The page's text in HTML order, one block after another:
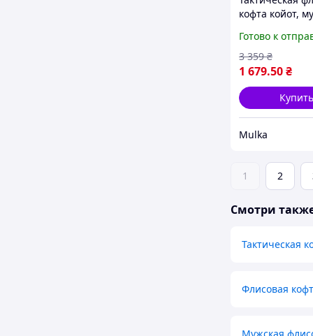
кофта койот,
армейская
койот Vc5f8u
Готово к
1 679.50₴
3 359 ₴
Купить
Mulka
1 2
Смотри
Тактическая
Флисовая